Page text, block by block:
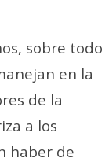
sobre todo
en la
de la
a los
haber de